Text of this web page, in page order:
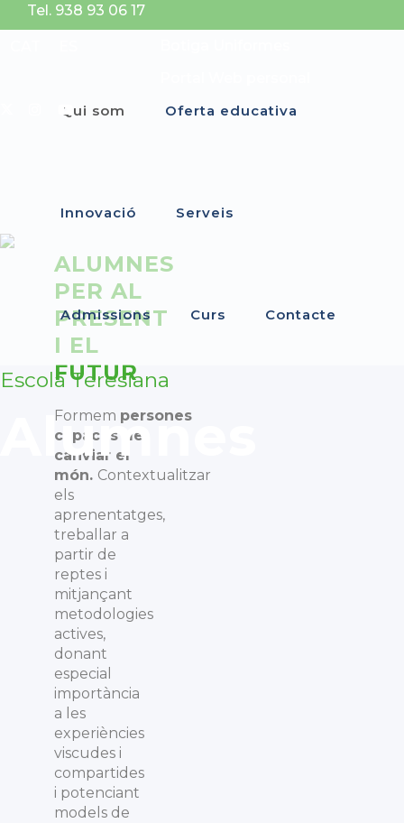
Tel. 938 93 06 17
Qui som
Oferta educativa
Innovació Serveis
Admissions Curs Contacte
Escola Teresiana
Alumnes
ALUMNES
PER AL
PRESENT
I EL
FUTUR
Formem persones
capaces de
canviar el
món. Contextualitzar
els
aprenentatges,
treballar a
partir de
reptes i
mitjançant
metodologies
actives,
donant
especial
importància
a les
experiències
viscudes i
compartides
i potenciant
models de